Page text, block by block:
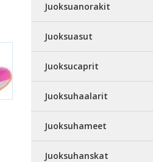
Juoksuanorakit
Juoksuasut
Juoksucaprit
Juoksuhaalarit
Juoksuhameet
Juoksuhanskat